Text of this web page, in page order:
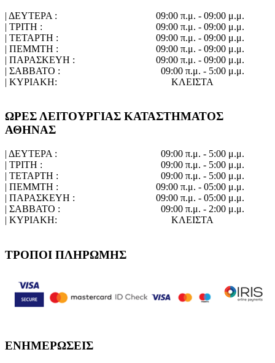
| ΔΕΥΤΕΡΑ :
09:00 π.μ. - 09:00 μ.μ.
| ΤΡΙΤΗ :
09:00 π.μ. - 09:00 μ.μ.
| ΤΕΤΑΡΤΗ :
09:00 π.μ. - 09:00 μ.μ.
| ΠΕΜΜΤΗ :
09:00 π.μ. - 09:00 μ.μ.
| ΠΑΡΑΣΚΕΥΗ :
09:00 π.μ. - 09:00 μ.μ.
| ΣΑΒΒΑΤΟ :
09:00 π.μ. - 5:00 μ.μ.
| ΚΥΡΙΑΚΗ:
ΚΛΕΙΣΤΑ
ΩΡΕΣ ΛΕΙΤΟΥΡΓΙΑΣ ΚΑΤΑΣΤΗΜΑΤΟΣ
ΑΘΗΝΑΣ
| ΔΕΥΤΕΡΑ :
09:00 π.μ. - 5:00 μ.μ.
| ΤΡΙΤΗ :
09:00 π.μ. - 5:00 μ.μ.
| ΤΕΤΑΡΤΗ :
09:00 π.μ. - 5:00 μ.μ.
| ΠΕΜΜΤΗ :
09:00 π.μ. - 05:00 μ.μ.
| ΠΑΡΑΣΚΕΥΗ :
09:00 π.μ. - 05:00 μ.μ.
| ΣΑΒΒΑΤΟ :
09:00 π.μ. - 2:00 μ.μ.
| ΚΥΡΙΑΚΗ:
ΚΛΕΙΣΤΑ
ΤΡΟΠΟΙ ΠΛΗΡΩΜΗΣ
ΕΝΗΜΕΡΩΣΕΙΣ